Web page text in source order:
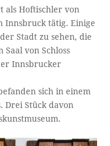
als Hoftischler von
Innsbruck tätig. Einige
Stadt zu sehen, die
von Schloss
Innsbrucker
sich in einem
Drei Stück davon